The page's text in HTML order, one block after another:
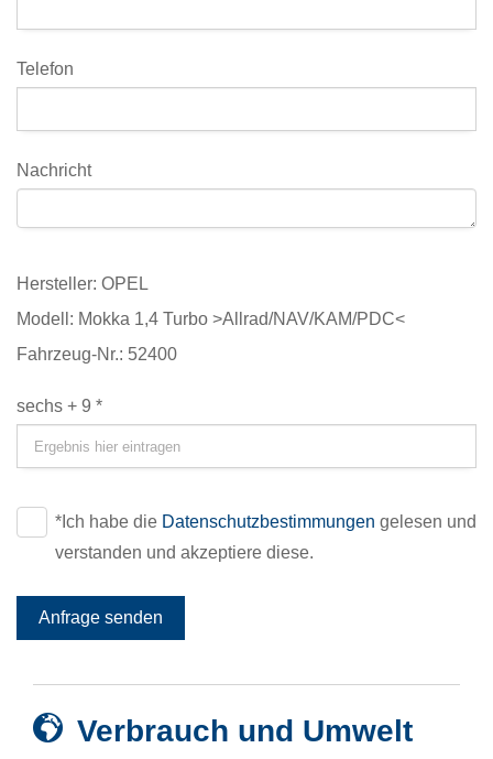
Telefon
Nachricht
Hersteller: OPEL
Modell: Mokka 1,4 Turbo >Allrad/NAV/KAM/PDC<
Fahrzeug-Nr.: 52400
sechs + 9 *
*Ich habe die Datenschutzbestimmungen gelesen und
verstanden und akzeptiere diese.
Anfrage senden
Verbrauch und Umwelt